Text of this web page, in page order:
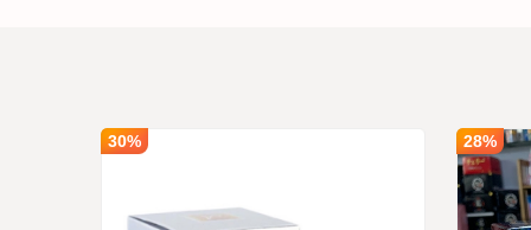
Giá
Trạng thái Còn
30% 28%